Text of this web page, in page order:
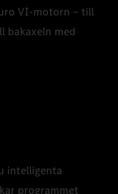
VI‑motorn – till
bakaxeln med
intelligenta
programmet